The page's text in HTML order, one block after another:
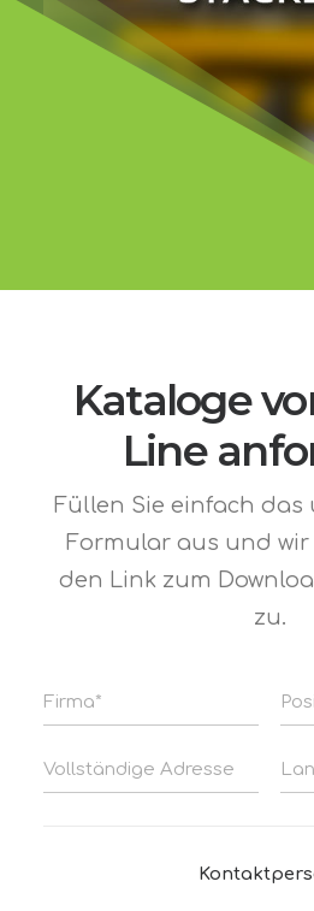
Kataloge
Line
Füllen Sie einfach
Formular aus und
den Link zum
zu.